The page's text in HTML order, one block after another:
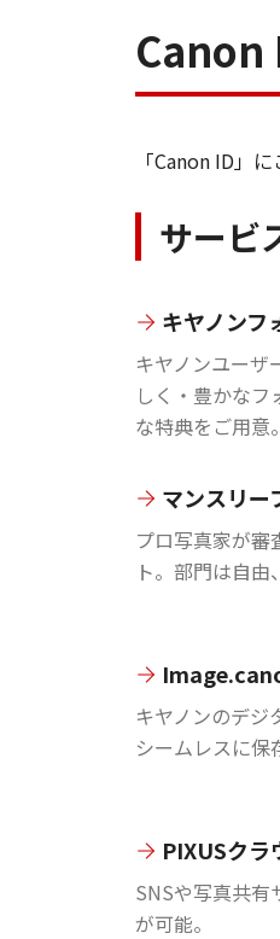
Canon
「Canon ID」
サービ
キヤノンフ
キヤノンユーザ
しく・豊かな
な特典をご用意。
マンスリー
プロ写真家が審
ト。部門は自由
キヤノンのデジ
シームレスに保
PIXUSクラ
SNSや写真共有
が可能。